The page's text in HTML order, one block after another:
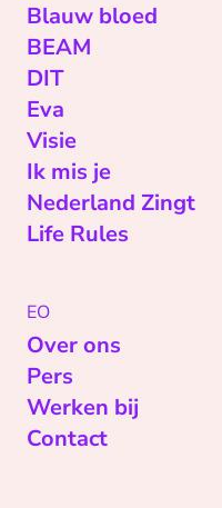
Blauw bloed
BEAM
DIT
Eva
Visie
Ik mis je
Nederland Zingt
Life Rules
EO
Over ons
Pers
Werken bij
Contact